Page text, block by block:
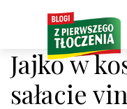
Jajko w
sałacie